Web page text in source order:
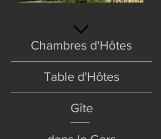
Chambres d'Hôtes
Table d'Hôtes
Gîte